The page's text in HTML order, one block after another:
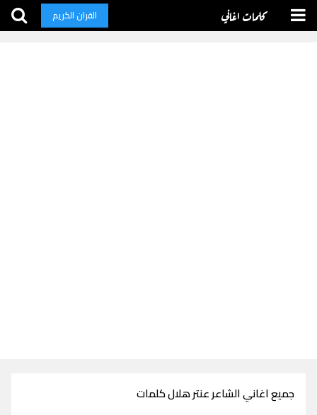
كلمات اغاني القران الكريم
جميع اغاني الشاعر عنتر هلال كلمات